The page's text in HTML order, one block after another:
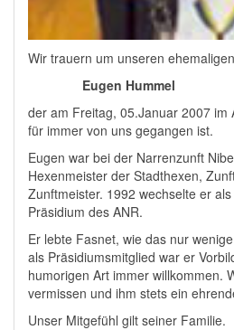
Wir trauern um unseren
Eugen Hummel
der am Freitag, 05.Januar 2007 im
für immer von uns gegangen ist.
Eugen war bei der Narrenzunft
Hexenmeister der Stadthexen,
Zunftmeister. 1992 wechselte er
Präsidium des ANR.
Er lebte Fasnet, wie das nur
als Präsidiumsmitglied war er
humorigen Art immer willkommen.
vermissen und ihm stets ein
Unser Mitgefühl gilt seiner Familie.